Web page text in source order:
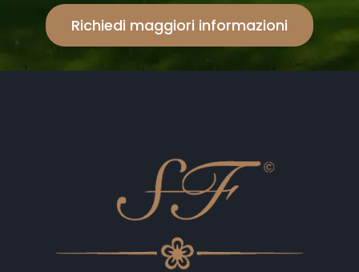
Richiedi maggiori informazioni